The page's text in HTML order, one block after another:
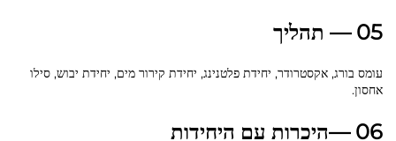
05 — תהליך
עומס בורג, אקסטרודר, יחידת פלטנינג, יחידת קירור מים, יחידת יבוש, סילו
אחסון.
06 —היכרות עם היחידות